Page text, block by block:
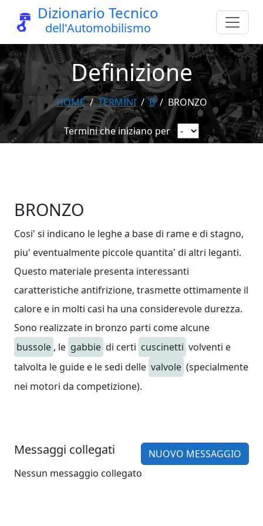
Dizionario Tecnico
dell'Automobilismo
Definizione
HOME TERMINI B BRONZO
Termini che iniziano per
BRONZO
Cosi' si indicano le leghe a base di rame e di stagno,
piu' eventualmente piccole quantita' di altri leganti.
Questo materiale presenta interessanti
caratteristiche antifrizione, trasmette ottimamente il
calore e in molti casi ha una considerevole durezza.
Sono realizzate in bronzo parti come alcune
bussole , le gabbie di certi cuscinetti volventi e
talvolta le guide e le sedi delle valvole (specialmente
nei motori da competizione).
Messaggi collegati
NUOVO MESSAGGIO
Nessun messaggio collegato